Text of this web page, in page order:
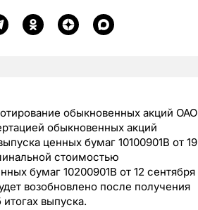
обыкновенных акций ОАО
обыкновенных акций
ценных бумаг 10100901В от 19
стоимостью
бумаг 10200901В от 12 сентября
возобновлено после получения
выпуска.